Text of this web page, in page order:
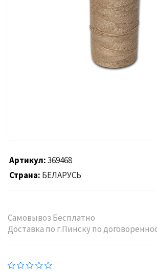
Артикул 369468
Страна БЕЛАРУСЬ
Самовывоз Бесплатно
Доставка по г.Пинску по